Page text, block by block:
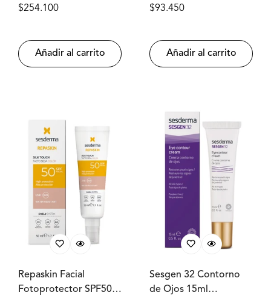
Precio
$254.100
Añadir al carrito
Precio
$93.450
Añadir al carrito
Repaskin Facial
Fotoprotector SPF50
Sesgen 32 Contorno
de Ojos 15ml